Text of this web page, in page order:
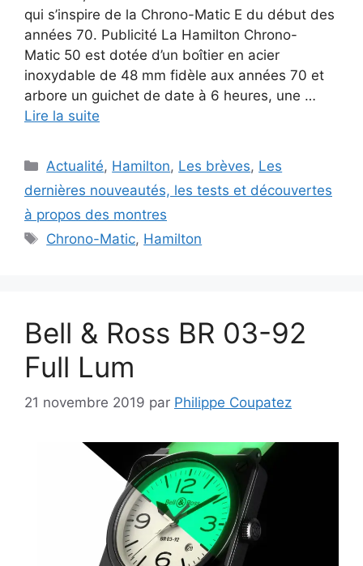
qui s’inspire de la Chrono-Matic E du début des
années 70. Publicité La Hamilton Chrono-
Matic 50 est dotée d’un boîtier en acier
inoxydable de 48 mm fidèle aux années 70 et
arbore un guichet de date à 6 heures, une …
Lire la suite
Catégories
Actualité, Hamilton, Les brèves, Les
dernières nouveautés, les tests et découvertes
à propos des montres
Étiquettes
Chrono-Matic, Hamilton
Bell & Ross BR 03-92
Full Lum
21 novembre 2019 par Philippe Coupatez